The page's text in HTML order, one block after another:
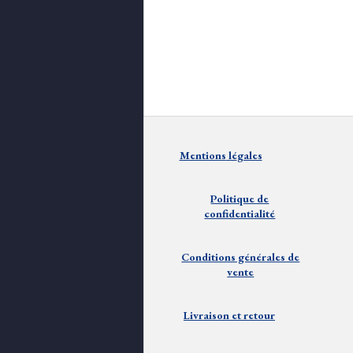
Mentions légales
Politique de
confidentialité
Conditions générales de
vente
Livraison etretour